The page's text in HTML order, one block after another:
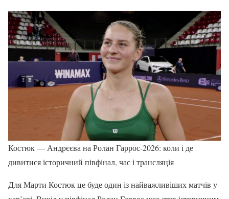
Костюк — Андрєєва на Ролан Гаррос-2026: коли і де
дивитися історичний півфінал, час і трансляція
Для Марти Костюк це буде один із найважливіших матчів у